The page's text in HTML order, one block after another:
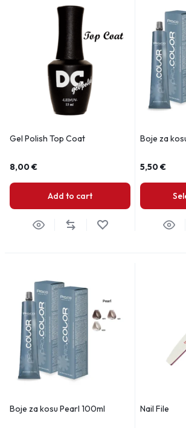
Gel Polish Top Coat
8,00€
Add to cart
Boje za
5,50€
Boje za kosu Pearl 100ml Nail File